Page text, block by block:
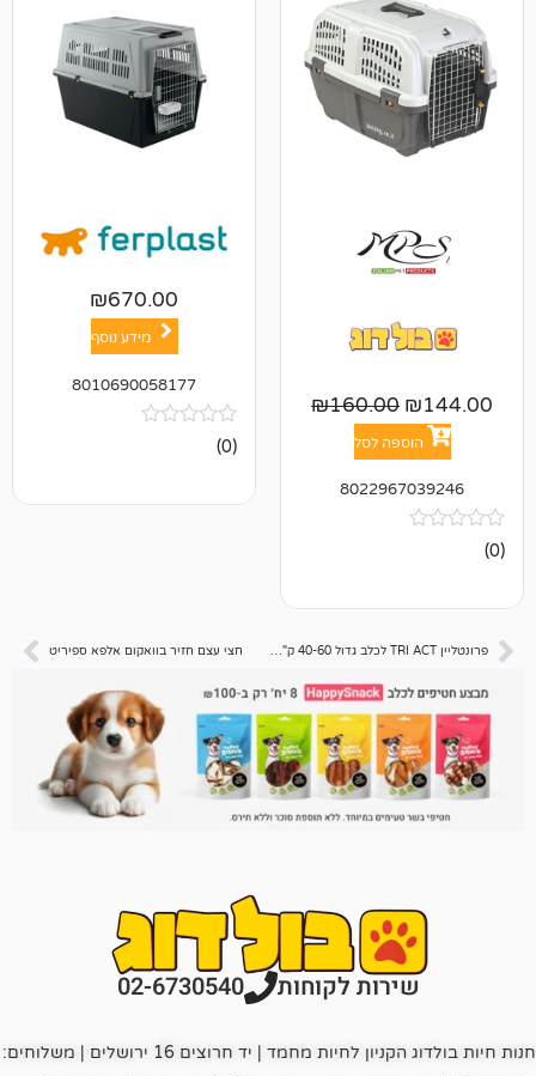
₪160.00
אין
ביקורות
(0)
פרונטליין TRI ACT לכלב גדול 40-60 ק"ג מארז 3 אמפולות חצי עצם חזיר בוואקום אלפא ספיריט
לקוחות 02-6730540
חנות חיות בולדוג הקניון לחיות מחמד | יד חרוצים 16 ירושלים | משלוחים: